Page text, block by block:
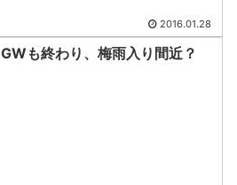
2016.01.28
GWも終わり、梅雨入り間近？